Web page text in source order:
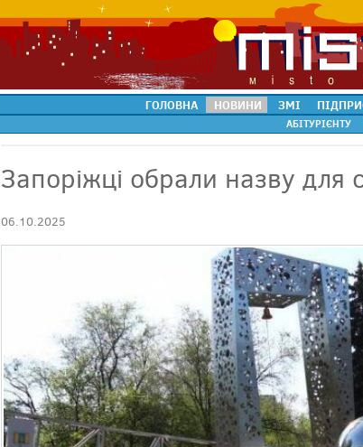
ГОЛОВНА НОВИНИ ЗМІ
АБІТУРІЄНТУ
Запоріжці обрали назву для
06.10.2025